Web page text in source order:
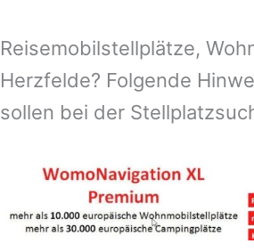
Reisemobilstellplätze,
Herzfelde? Folgende
sollen bei der